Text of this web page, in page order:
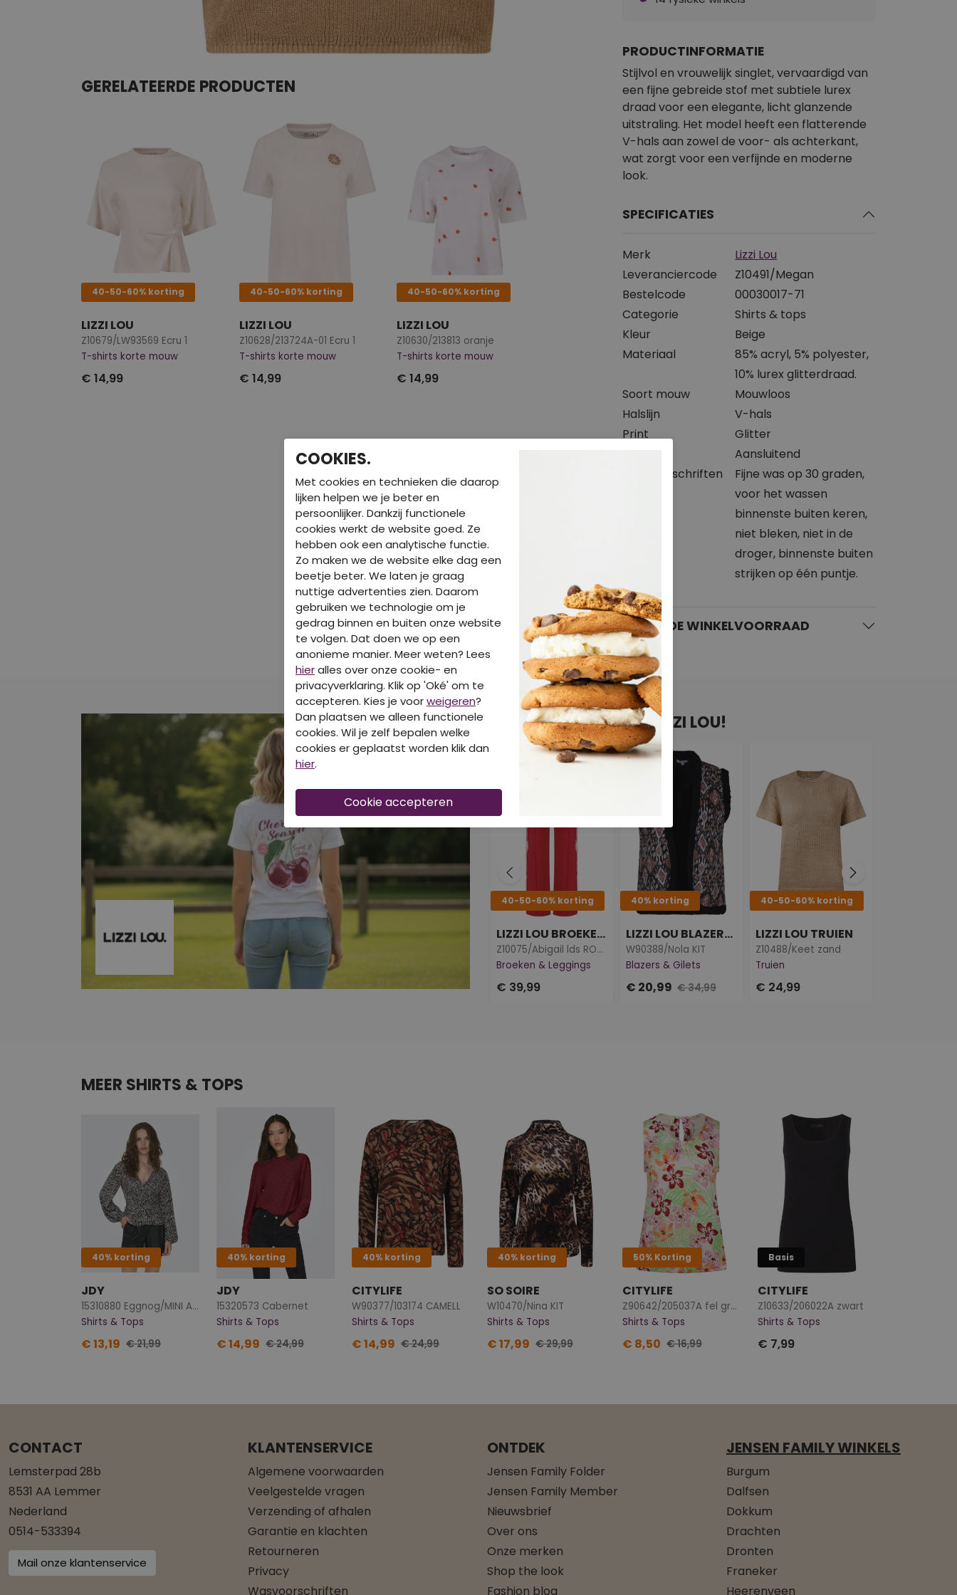
GERELATEERDE PRODUCTEN
40-50-60% korting
LIZZI LOU
Z10679/LW93569 Ecru 1
T-shirts korte mouw
€ 14,99
40-50-60% korting
LIZZI LOU
Z10628/213724A-01 Ecru 1
T-shirts korte mouw
€ 14,99
40-50-60% korting
LIZZI LOU
Z10630/213813 oranje
T-shirts korte mouw
€ 14,99
PRODUCTINFORMATIE
Stijlvol en vrouwelijk singlet, vervaardigd van
een fijne gebreide stof met subtiele lurex
draad voor een elegante, licht glanzende
uitstraling. Het model heeft een flatterende
V-hals aan zowel de voor- als achterkant,
wat zorgt voor een verfijnde en moderne
look.
SPECIFICATIES
Merk
Lizzi Lou
Leveranciercode
Z10491/Megan
Bestelcode
00030017-71
Categorie
Shirts & tops
Kleur
Beige
Materiaal
85% acryl, 5% polyester,
10% lurex glitterdraad.
Soort mouw
Mouwloos
Halslijn
V-hals
Print
Glitter
Aansluitend
Wasvoorschriften
Fijne was op 30 graden,
voor het wassen
binnenste buiten keren,
niet bleken, niet in de
droger, binnenste buiten
strijken op één puntje.
BEKIJK DE WINKELVOORRAAD
DIT IS OOK LEUK VAN LIZZI LOU!
40-50-60% korting
LIZZI LOU BROEKEN & LEGGINGS
Z10075/Abigail lds ROOD
Broeken & Leggings
€ 39,99
40% korting
LIZZI LOU BLAZERS & GILETS
W90388/Nola KIT
Blazers & Gilets
€ 20,99 € 34,99
40-50-60% korting
LIZZI LOU TRUIEN
Z10488/Keet zand
Truien
€ 24,99
MEER SHIRTS & TOPS
40% korting
JDY
15310880 Eggnog/MINI ABSTRACT
Shirts & Tops
€ 13,19 € 21,99
40% korting
JDY
15320573 Cabernet
Shirts & Tops
€ 14,99 € 24,99
40% korting
CITYLIFE
W90377/103174 CAMELL
Shirts & Tops
€ 14,99 € 24,99
40% korting
SO SOIRE
W10470/Nina KIT
Shirts & Tops
€ 17,99 € 29,99
50% Korting
CITYLIFE
Z90642/205037A fel groen
Shirts & Tops
€ 8,50 € 16,99
Basis
CITYLIFE
Z10633/206022A zwart
Shirts & Tops
€ 7,99
CONTACT
Lemsterpad 28b
8531 AA Lemmer
Nederland
0514-533394
Mail onze klantenservice
KLANTENSERVICE
Algemene voorwaarden
Veelgestelde vragen
Verzending of afhalen
Garantie en klachten
Retourneren
Privacy
Wasvoorschriften
ONTDEK
Jensen Family Folder
Jensen Family Member
Nieuwsbrief
Over ons
Onze merken
Shop the look
Fashion blog
JENSEN FAMILY WINKELS
Burgum
Dalfsen
Dokkum
Drachten
Dronten
Franeker
Heerenveen
COOKIES.
Met cookies en technieken die daarop
lijken helpen we je beter en
persoonlijker. Dankzij functionele
cookies werkt de website goed. Ze
hebben ook een analytische functie.
Zo maken we de website elke dag een
beetje beter. We laten je graag
nuttige advertenties zien. Daarom
gebruiken we technologie om je
gedrag binnen en buiten onze website
te volgen. Dat doen we op een
anonieme manier. Meer weten? Lees
hieralles over onze cookie- en
privacyverklaring. Klik op 'Oké' om te
accepteren. Kies je voorweigeren?
Dan plaatsen we alleen functionele
cookies. Wil je zelf bepalen welke
cookies er geplaatst worden klik dan
hier.